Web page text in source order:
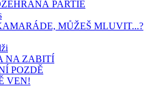
PARTIE
MŮŽEŠ MLUVIT...?
NA ZABITÍ
POZDĚ
VEN!